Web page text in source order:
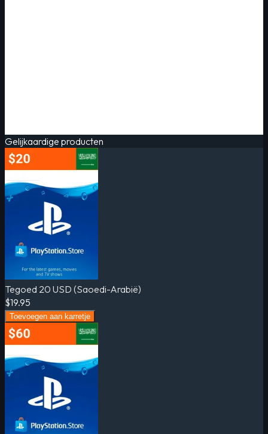
Gelijkaardige producten
Tegoed 20 USD (Saoedi-Arabië)
$19.95
Toevoegen aan karretje